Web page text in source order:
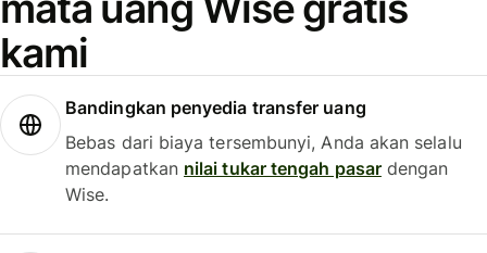
kami
Bandingkan penyedia transfer uang
Bebas dari biaya tersembunyi, Anda akan selalu
mendapatkan nilai tukar tengah pasardengan
Wise.